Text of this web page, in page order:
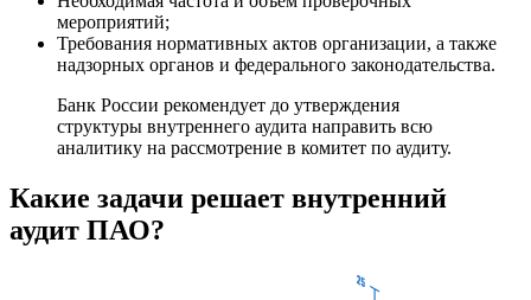
мероприятий;
Требования нормативных актов организации, а также
надзорных органов и федерального законодательства.
Банк России рекомендует до утверждения
структуры внутреннего аудита направить всю
аналитику на рассмотрение в комитет по аудиту.
Какие задачи решает внутренний
аудит ПАО?